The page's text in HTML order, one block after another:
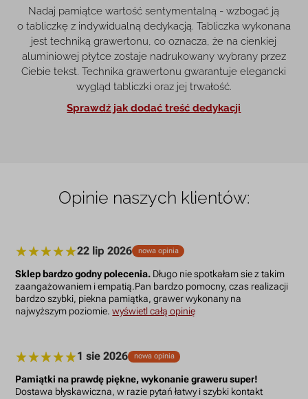
Nadaj pamiątce wartość sentymentalną - wzbogać ją
o tabliczkę z indywidualną dedykacją. Tabliczka wykonana
jest techniką grawertonu, co oznacza, że na cienkiej
aluminiowej płytce zostaje nadrukowany wybrany przez
Ciebie tekst. Technika grawertonu gwarantuje elegancki
wygląd tabliczki oraz jej trwałość.
Sprawdź jak dodać treść dedykacji
Opinie naszych klientów:
22 lip 2026 nowa opinia
Sklep bardzo godny polecenia. Długo nie spotkałam sie z takim
zaangażowaniem i empatią.Pan bardzo pomocny, czas realizacji
bardzo szybki, piekna pamiątka, grawer wykonany na
najwyższym poziomie.wyświetl całą opinię
1 sie 2026 nowa opinia
Pamiątki na prawdę piękne, wykonanie graweru super!
Dostawa błyskawiczna, w razie pytań łatwy i szybki kontakt